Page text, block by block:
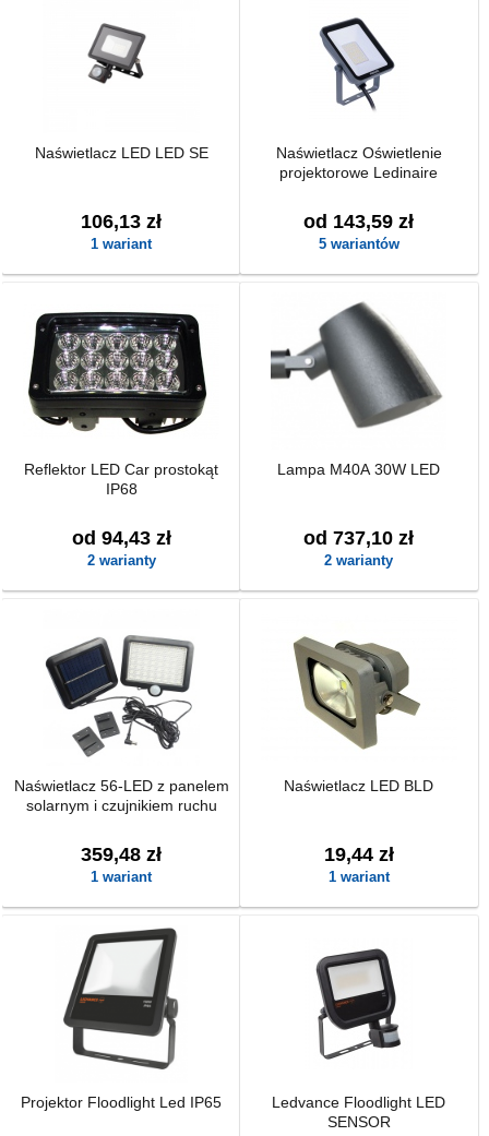
Naświetlacz LED LED SE
106,13 zł
1 wariant
Naświetlacz Oświetlenie
projektorowe Ledinaire
od 143,59 zł
5 wariantów
Reflektor LED Car prostokąt
IP68
od 94,43 zł
2 warianty
Lampa M40A 30W LED
od 737,10 zł
2 warianty
Naświetlacz 56-LED z panelem
solarnym i czujnikiem ruchu
359,48 zł
1 wariant
Naświetlacz LED BLD
19,44 zł
1 wariant
Projektor Floodlight Led IP65
Ledvance Floodlight LED
SENSOR